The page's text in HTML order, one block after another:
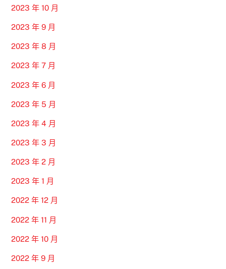
2023 年 10 月
2023 年 9 月
2023 年 8 月
2023 年 7 月
2023 年 6 月
2023 年 5 月
2023 年 4 月
2023 年 3 月
2023 年 2 月
2023 年 1 月
2022 年 12 月
2022 年 11 月
2022 年 10 月
2022 年 9 月